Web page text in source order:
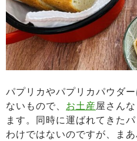
パプリカやパプリカパウダ
ないもので、 お土産屋さん
ます。同時に運ばれてきた
わけではないのですが、ま